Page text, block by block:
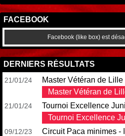
FACEBOOK
Facebook (like box) est
DERNIERS RÉSULTATS
21/01/24
Master Vétéran de Lille
Master Vétéran de
21/01/24
Tournoi Excellence
Tournoi Excellence
09/12/23
Circuit Paca minimes -